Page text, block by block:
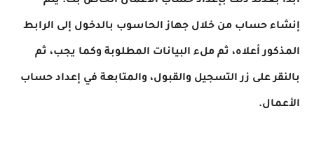
إنشاء حساب من خلال جهاز الحاسوب بالدخول إلى الرابط
المذكور أعلاه، ثم ملء البيانات المطلوبة وكما يجب، ثم
بالنقر على زر التسجيل والقبول، والمتابعة في إعداد حساب
الأعمال.